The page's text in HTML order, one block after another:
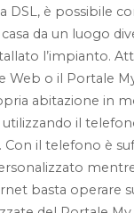
DSL, è possibile
da un luogo
l’impianto.
Web o il Portale
abitazione in
il
Con il telefono è
basta operare